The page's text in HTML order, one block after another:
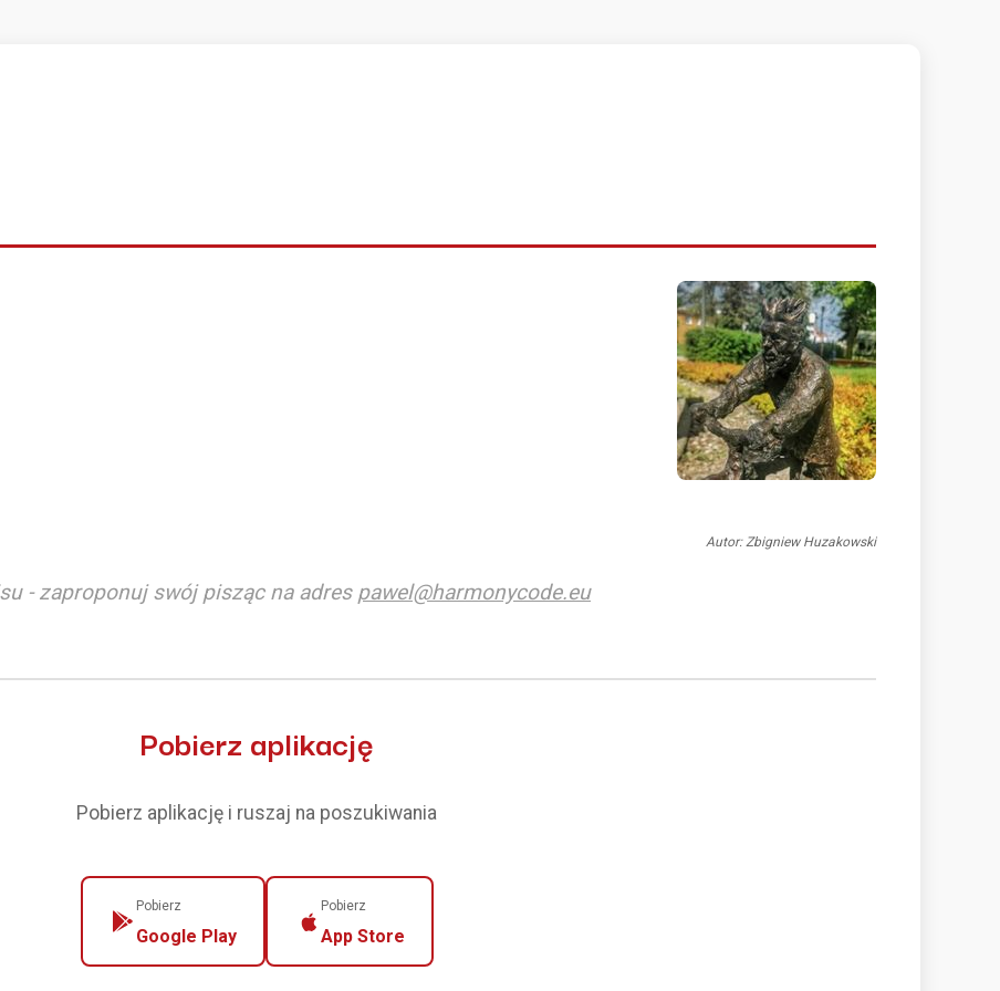
Autor: Zbigniew Huzakowski
- zaproponuj swój pisząc na adres pawel@harmonycode.eu
Pobierz aplikację
Pobierz aplikację i ruszaj na poszukiwania
Pobierz
Google Play
Pobierz
App Store